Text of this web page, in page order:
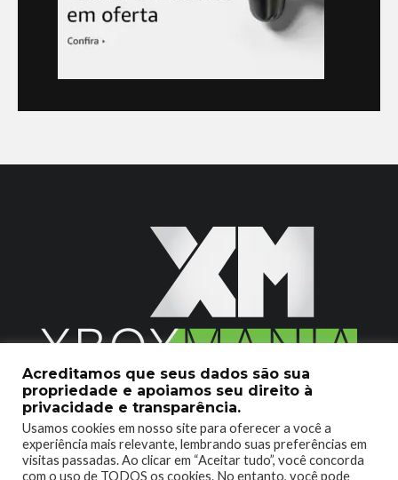
2020 © Xboxmania. Todos os Direitos Reservados.
SOBRE O XBOX MANIA CONTATO
ENCONTROU UM PROBLEMA?
Acreditamos que seus dados são sua
propriedade e apoiamos seu direito à
privacidade e transparência.
Usamos cookies em nosso site para oferecer a você a
experiência mais relevante, lembrando suas preferências em
visitas passadas. Ao clicar em “Aceitar tudo”, você concorda
com o uso de TODOS os cookies. No entanto, você pode